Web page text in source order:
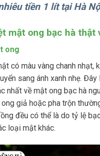
tiền 1 lít tại Hà
mật ong bạc hà thật
ong
có màu vàng chanh nhạt,
sang ánh xanh nhẹ. Đây
nhất về mật ong bạc hà
giả hoặc pha trộn
đều có thể là do tỷ lệ
loại mật khác​.